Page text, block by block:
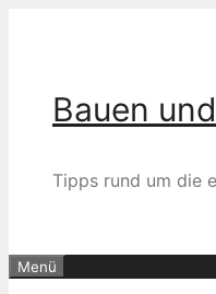
Bauen
Tipps rund um die
Menü